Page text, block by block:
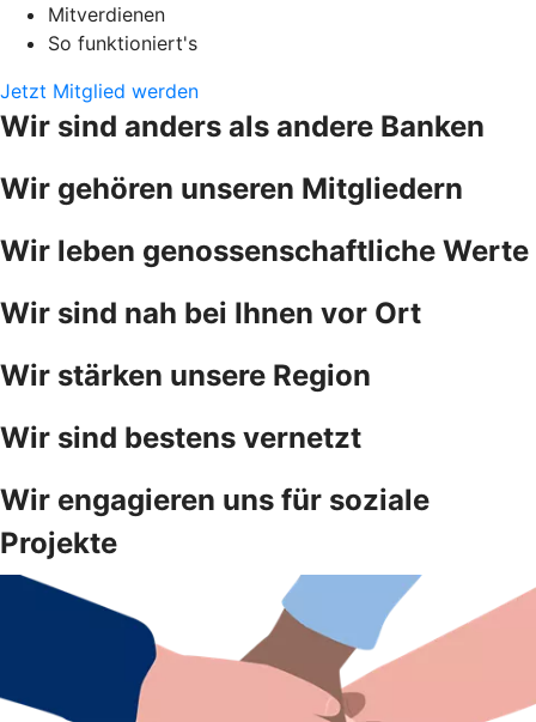
Mitverdienen
So funktioniert's
Jetzt Mitglied werden
Wir sind anders als andere Banken
Wir gehören unseren Mitgliedern
Wir leben genossenschaftliche Werte
Wir sind nah bei Ihnen vor Ort
Wir stärken unsere Region
Wir sind bestens vernetzt
Wir engagieren uns für soziale
Projekte